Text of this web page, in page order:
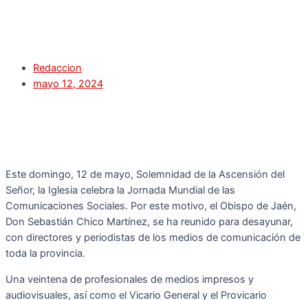
Redaccion
mayo 12, 2024
Este domingo, 12 de mayo, Solemnidad de la Ascensión del
Señor, la Iglesia celebra la Jornada Mundial de las
Comunicaciones Sociales. Por este motivo, el Obispo de Jaén,
Don Sebastián Chico Martínez, se ha reunido para desayunar,
con directores y periodistas de los medios de comunicación de
toda la provincia.
Una veintena de profesionales de medios impresos y
audiovisuales, así como el Vicario General y el Provicario